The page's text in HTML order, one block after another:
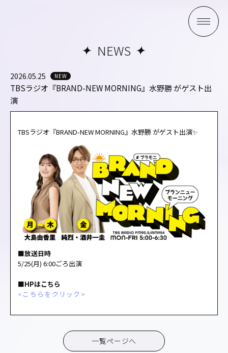
NEWS
2026.05.25 NEW
TBSラジオ『BRAND-NEW MORNING』水野勝 がゲスト出
演
TBSラジオ『BRAND-NEW MORNING』水野勝 がゲスト出演✨
■放送日時
5/25(月) 6:00ごろ出演
■HPはこちら
<こちらをクリック>
一覧ページへ